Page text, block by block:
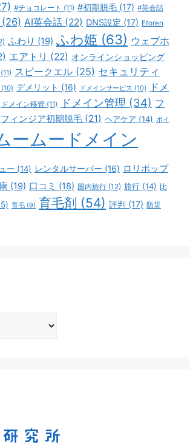
#チョコレート (11) #初期脱毛 (17) #英会話
(26) AI英会話 (22) DNS設定 (17) Etoren
ふわり (19) ふわ姫 (63) ウェブホ
エアトリ (22) オンラインショッピング
(11) スピークエル (25) セキュリティ
(10) デメリット (16) ドメインサービス (10)
ドメ
ドメイン移管 (11) ドメイン管理 (34) フ
フィンジア初期脱毛 (21) ヘアケア (14) ボイ
ームードメイン
ー (14) レンタルサーバー (16) ロリポップ
(19) 口コミ (18) 国内旅行 (12) 旅行 (14) 比
育毛 (9) 育毛剤 (54) 評判 (17) 防災